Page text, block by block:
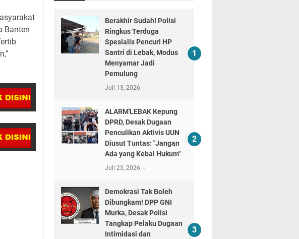
Banten
Berakhir Sudah! Polisi
Ringkus Terduga
Spesialis Pencuri HP
Santri di Lebak, Modus
Menyamar Jadi
Pemulung
Juli 13, 2026
ALARM'LEBAK Kepung
DPRD, Desak Dugaan
Penculikan Aktivis UUN
Diusut Tuntas: "Jangan
Ada yang Kebal Hukum"
Juli 23, 2026
Demokrasi Tak Boleh
Dibungkam! DPP GNI
Murka, Desak Polisi
Tangkap Pelaku Dugaan
Intimidasi dan